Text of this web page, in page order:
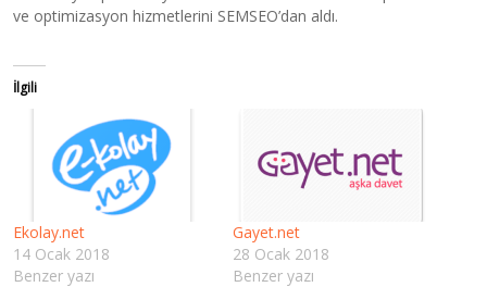
ve optimizasyon hizmetlerini SEMSEO’dan aldı.
İlgili
Ekolay.net
14 Ocak 2018
Benzer yazı
Gayet.net
28 Ocak 2018
Benzer yazı